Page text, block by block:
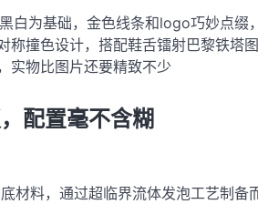
白为基础，金色线条和logo巧妙点缀
撞色设计，搭配鞋舌镭射巴黎铁塔
实物比图片还要精致不少
配置毫不含糊
材料，通过超临界流体发泡工艺制